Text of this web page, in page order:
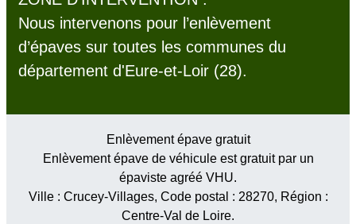
Nous intervenons pour l’enlèvement
d’épaves sur toutes les communes du
département d'Eure-et-Loir (28).
Enlèvement épave gratuit
Enlèvement épave de véhicule est gratuit par un
épaviste agréé VHU.
Ville : Crucey-Villages, Code postal : 28270, Région :
Centre-Val de Loire.